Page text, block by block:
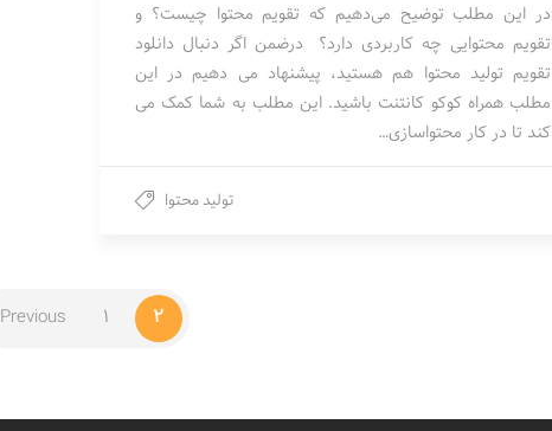
در این مطلب توضیح می‌دهیم که تقویم محتوا چیست؟ و
تقویم محتوایی چه کاربردی دارد؟ درضمن اگر دنبال دانلود
تقویم تولید محتوا هم هستید، پیشنهاد می دهیم در این
مطلب همراه کوکو کانتنت باشید. این مطلب به شما کمک می
کند تا در کار محتواسازی…
تولید محتوا
Previous 1 2